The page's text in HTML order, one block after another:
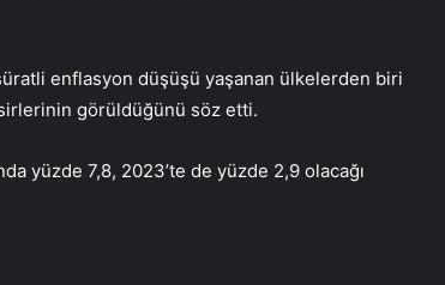
enflasyon düşüşü yaşanan ülkelerden biri
görüldüğünü söz etti.
yüzde 7,8, 2023’te de yüzde 2,9 olacağı